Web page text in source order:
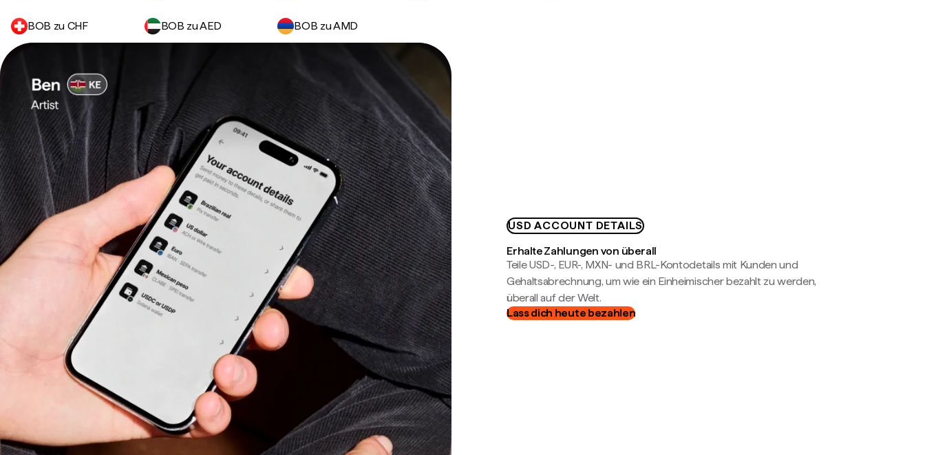
BOB zu CHF BOB zu AED BOB zu AMD
USD ACCOUNT DETAILS
Erhalte Zahlungen von überall
Teile USD-, EUR-, MXN- und BRL-Kontodetails mit Kunden und
Gehaltsabrechnung, um wie ein Einheimischer bezahlt zu werden,
überall auf der Welt.
Lass dich heute bezahlen